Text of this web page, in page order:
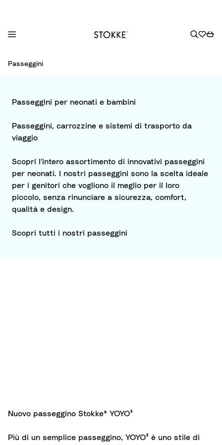
Passeggini
Passeggini per neonati e bambini
Passeggini, carrozzine e sistemi di trasporto da
viaggio
Scopri l'intero assortimento di innovativi passeggini
per neonati. I nostri passeggini sono la scelta ideale
per i genitori che vogliono il meglio per il loro
piccolo, senza rinunciare a sicurezza, comfort,
qualità e design.
Scopri tutti i nostri passeggini
per neonati
(dai 6
Nuovo passeggino Stokke® YOYO³
Più di un semplice passeggino, YOYO³ è uno stile di